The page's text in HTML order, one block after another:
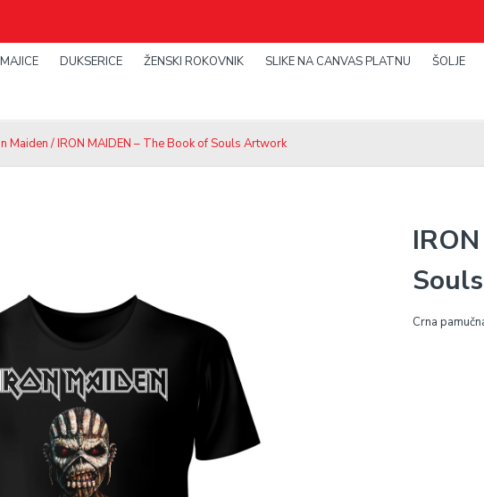
MAJICE DUKSERICE ŽENSKI ROKOVNIK SLIKE NA CANVAS PLATNU ŠOLJE
Maiden / IRON MAIDEN – The Book of Souls Artwork
Crna